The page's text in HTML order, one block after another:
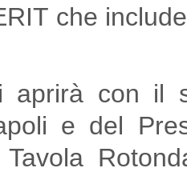
che
aprirà con il
e del